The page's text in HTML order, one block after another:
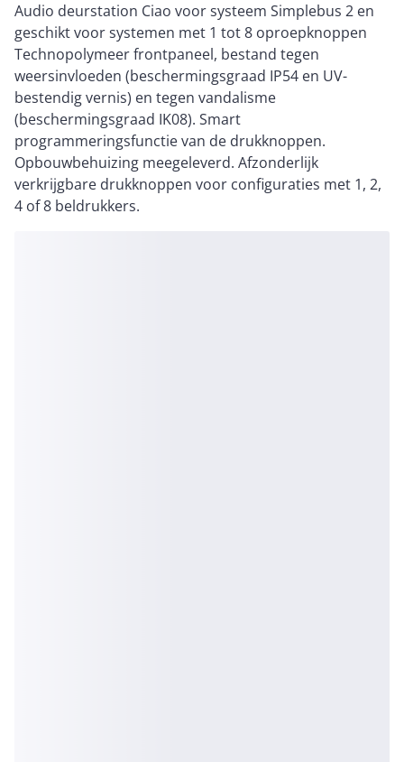
Audio deurstation Ciao voor systeem Simplebus 2 en
geschikt voor systemen met 1 tot 8 oproepknoppen
Technopolymeer frontpaneel, bestand tegen
weersinvloeden (beschermingsgraad IP54 en UV-
bestendig vernis) en tegen vandalisme
(beschermingsgraad IK08). Smart
programmeringsfunctie van de drukknoppen.
Opbouwbehuizing meegeleverd. Afzonderlijk
verkrijgbare drukknoppen voor configuraties met 1, 2,
4 of 8 beldrukkers.